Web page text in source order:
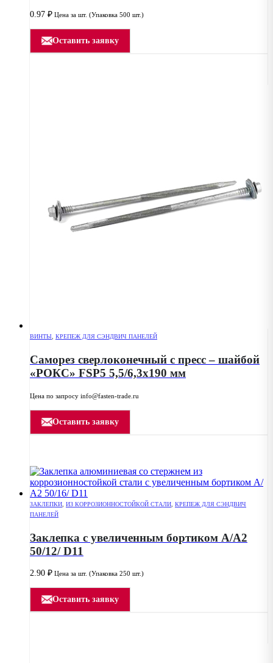
0.97 ₽ Цена за шт. (Упаковка 500 шт.)
Оставить заявку
ВИНТЫ, КРЕПЕЖ ДЛЯ СЭНДВИЧ ПАНЕЛЕЙ
Саморез сверлоконечный с пресс – шайбой
«РОКС» FSP5 5,5/6,3х190 мм
Цена по запросу info@fasten-trade.ru
Оставить заявку
ЗАКЛЕПКИ ИЗ КОРРОЗИОННОСТОЙКОЙ СТАЛИ КРЕПЕЖ ДЛЯ СЭНДВИЧ
ПАНЕЛЕЙ
Заклепка с увеличенным бортиком А/А2
50/12/ D11
2.90 ₽ Цена за шт. (Упаковка 250 шт.)
Оставить заявку